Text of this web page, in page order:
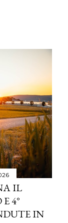
IL
4°
IN